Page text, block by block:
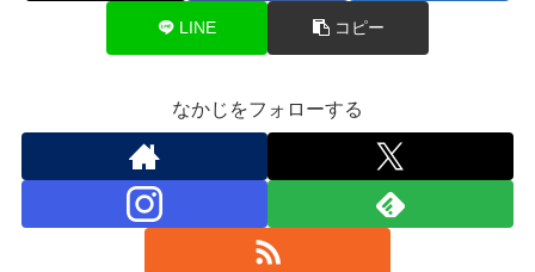
LINE コピー
なかじをフォローする